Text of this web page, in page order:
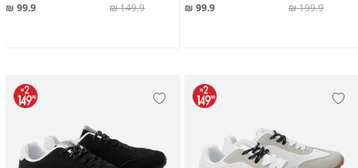
99.9 ₪ 199.9 ₪
99.9 ₪ 149.9 ₪